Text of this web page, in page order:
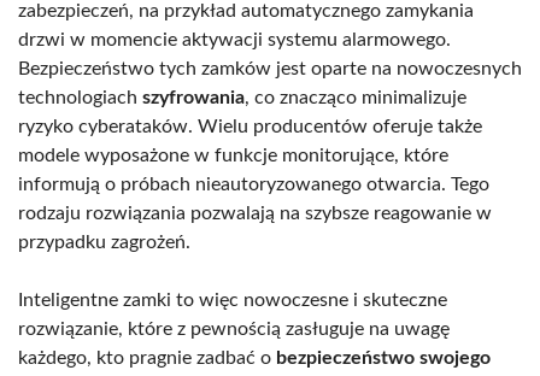
zabezpieczeń, na przykład automatycznego zamykania
drzwi w momencie aktywacji systemu alarmowego.
Bezpieczeństwo tych zamków jest oparte na nowoczesnych
technologiach szyfrowania, co znacząco minimalizuje
ryzyko cyberataków. Wielu producentów oferuje także
modele wyposażone w funkcje monitorujące, które
informują o próbach nieautoryzowanego otwarcia. Tego
rodzaju rozwiązania pozwalają na szybsze reagowanie w
przypadku zagrożeń.
Inteligentne zamki to więc nowoczesne i skuteczne
rozwiązanie, które z pewnością zasługuje na uwagę
każdego, kto pragnie zadbać o bezpieczeństwo swojego